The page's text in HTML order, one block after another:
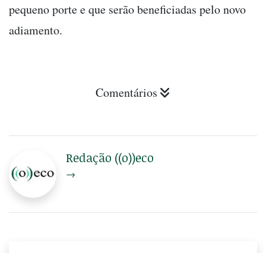
pequeno porte e que serão beneficiadas pelo novo
adiamento.
Comentários
Redação ((o))eco
→